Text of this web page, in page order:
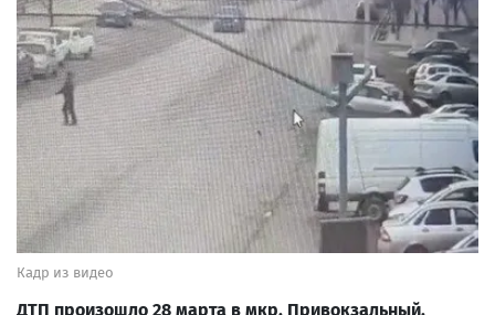
Кадр из видео
ДТП произошло 28 марта в мкр. Привокзальный.